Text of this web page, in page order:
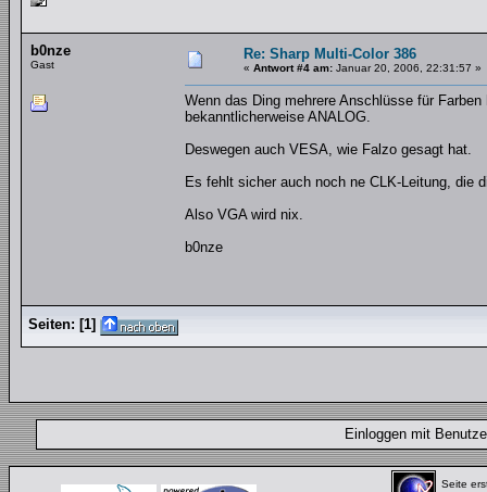
b0nze
Gast
Re: Sharp Multi-Color 386
« Antwort #4 am: Januar 20, 2006, 22:31:57 »
Wenn das Ding mehrere Anschlüsse für
bekanntlicherweise ANALOG.
Deswegen auch VESA, wie Falzo gesagt hat.
Es fehlt sicher auch noch ne CLK-Leitung, die
Also VGA wird nix.
b0nze
Seiten: [1]
Einloggen mit
Seite